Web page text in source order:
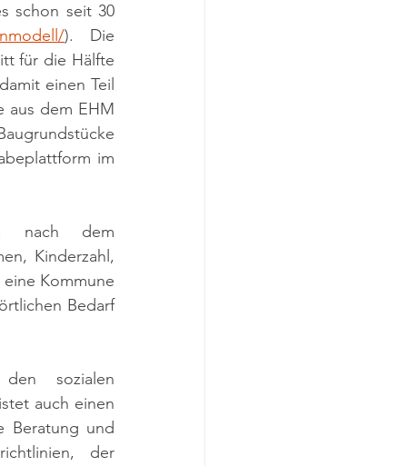
schon seit 30
). Die
für die Hälfte
einen Teil
aus dem EHM
im
nach dem
Kinderzahl,
Kommune
Bedarf
sozialen
auch einen
Beratung und
der